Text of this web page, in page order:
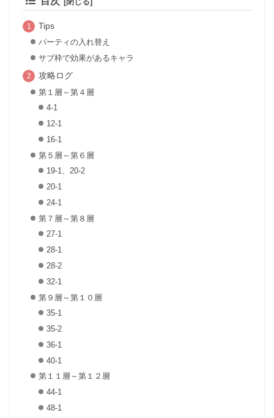
Tips
パーティの入れ替え
サブ枠で効果があるキャラ
攻略ログ
第１層～第４層
4-1
12-1
16-1
第５層～第６層
19-1、20-2
20-1
24-1
第７層～第８層
27-1
28-1
28-2
32-1
第９層～第１０層
35-1
35-2
36-1
40-1
第１１層～第１２層
44-1
48-1